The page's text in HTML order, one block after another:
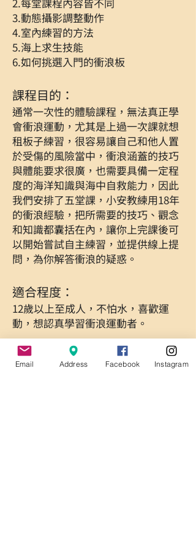
3.動態攝影調整動作
4.室內練習的方法
5.海上求生技能
6.如何挑選入門的衝浪板
課程目的：
通常一次性的體驗課程，無法真正學
會衝浪運動，尤其是上過一次課就想
租板子練習，很容易讓自己和他人置
於受傷的風險當中，衝浪涵蓋的技巧
與體能要求很廣，也需要具備一定程
度的海洋知識與海中自救能力，因此
我們安排了五堂課，小安教練用18年
的衝浪經驗，把所需要的技巧、觀念
和知識都囊括在內，讓你上完課後可
以開始嘗試自主練習，並提供線上提
問，為你解答衝浪的疑惑。
適合程度：
12歲以上至成人，不怕水，喜歡運
動，想認真學習衝浪運動者。
課程時間：
2-2.5小時/堂
Email Address Facebook Instagram